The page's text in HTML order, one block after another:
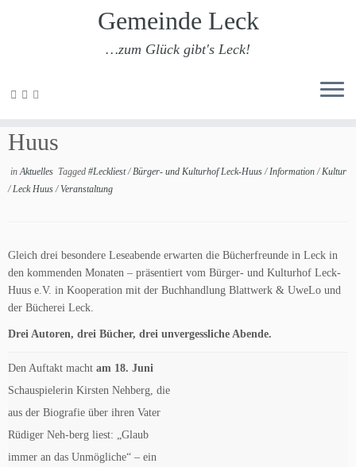
Zum
Gemeinde Leck
…zum Glück gibt's Leck!
Huus
inAktuelles Tagged #Leckliest/Bürger- und Kulturhof Leck-Huus/Information/Kultur
/Leck Huus/Veranstaltung
Gleich drei besondere Leseabende erwarten die Bücherfreunde in Leck in
den kommenden Monaten – präsentiert vom Bürger- und Kulturhof Leck-
Huus e.V. in Kooperation mit der Buchhandlung Blattwerk & UweLo und
der Bücherei Leck.
Drei Autoren, drei Bücher, drei unvergessliche Abende.
Den Auftakt macht am 18. Juni
Schauspielerin Kirsten Nehberg, die
aus der Biografie über ihren Vater
Rüdiger Neh-berg liest: „Glaub
immer an das Unmögliche“ – ein